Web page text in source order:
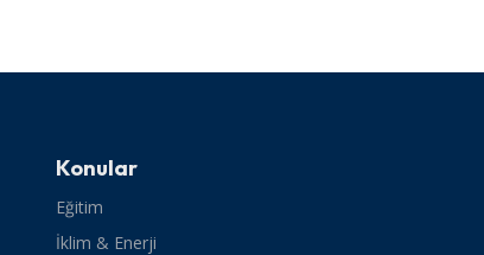
Konular
Eğitim
İklim & Enerji